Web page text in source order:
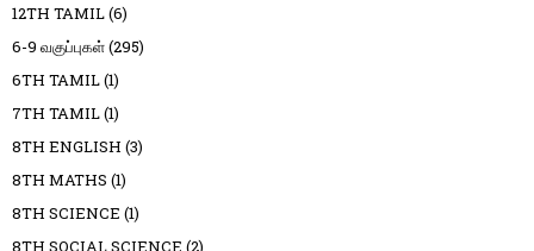
12TH TAMIL(6)
6-9 வகுப்புகள்(295)
6TH TAMIL(1)
7TH TAMIL(1)
8TH ENGLISH (3)
8TH MATHS (1)
8TH SCIENCE (1)
8TH SOCIAL SCIENCE (2)